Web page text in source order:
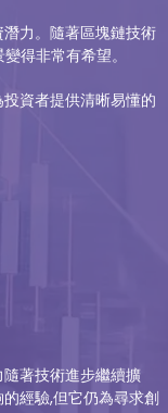
力。隨著區塊鏈技術
得非常有希望。
資者提供清晰易懂的
著技術進步繼續擴
經驗,但它仍為尋求創